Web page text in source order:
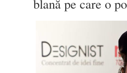
blană pe care o